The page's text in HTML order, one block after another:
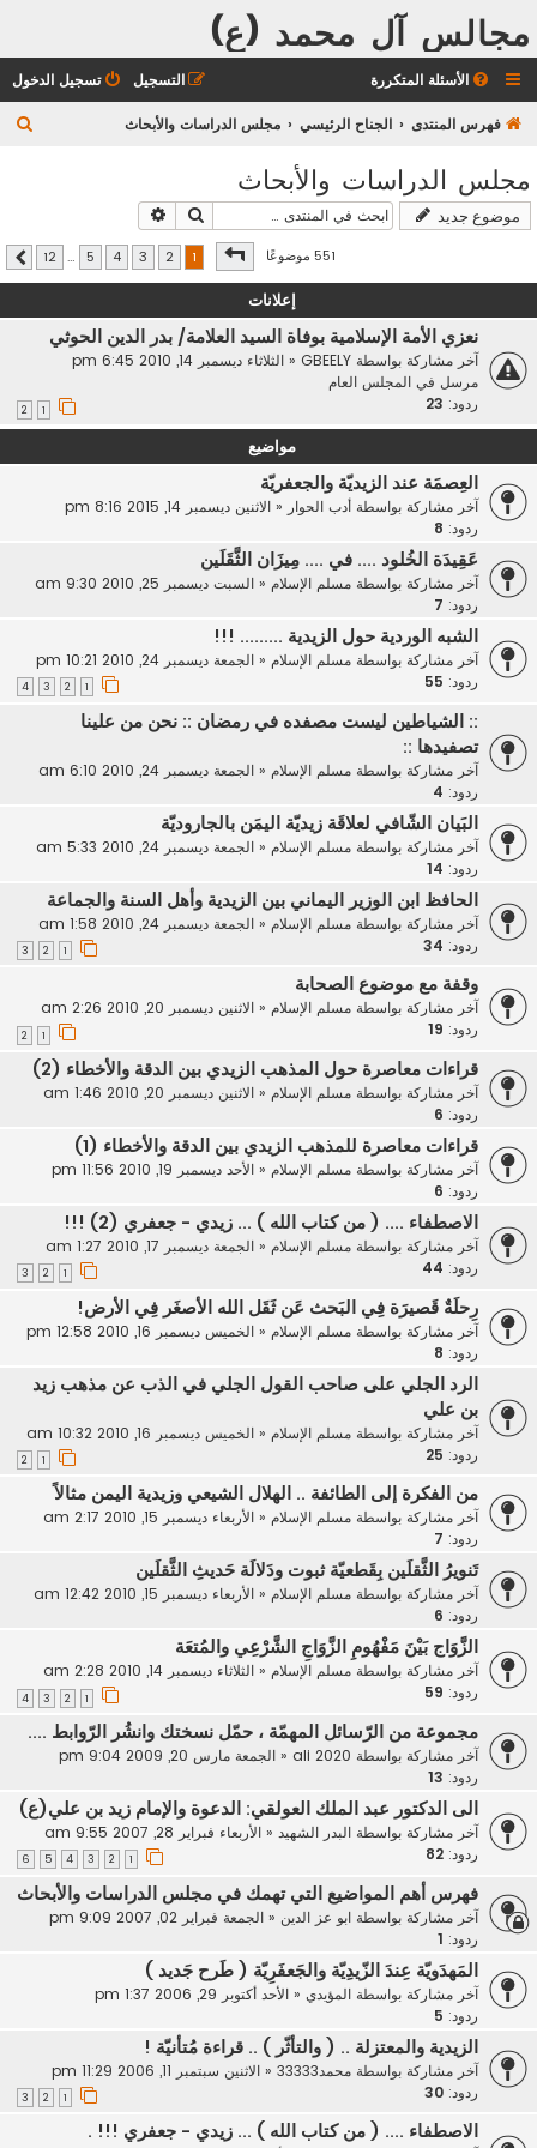
مجالس آل محمد (ع)
الأسئلة المتكررة تسجيل الدخول التسجيل
فهرس المنتدى الجناح الرئيسي مجلس الدراسات والأبحاث
ب
مجلس الدراسات والأبحاث
موضوع جديد بحث
551 موضوعًا صفحة1 من12
2
3
4
5
…
12 التالي
إعلانات
نعزي الأمة الإسلامية بوفاة السيد العلامة/ بدر الدين الحوثي
آخر مشاركة بواسطة GBEELY
« الثلاثاء ديسمبر 14, 2010 6:45 pm
مرسل في المجلس العام
ردود: 23
مواضيع
العِصمَة عند الزيديّة والجعفريّة
آخر مشاركة بواسطة أدب الحوار« الاثنين ديسمبر 14, 2015 8:16 pm
ردود: 8
عَقِيدَة الخُلود .... في .... مِيزَان الثَّقَلَين
آخر مشاركة بواسطة مسلم الإسلام« السبت ديسمبر 25, 2010 9:30 am
ردود: 7
الشبه الوردية حول الزيدية ......... !!!
آخر مشاركة بواسطة مسلم الإسلام« الجمعة ديسمبر 24, 2010 10:21 pm
ردود: 55
3
4
:: الشياطين ليست مصفده في رمضان :: نحن من علينا
تصفيدها ::
آخر مشاركة بواسطة مسلم الإسلام« الجمعة ديسمبر 24, 2010 6:10 am
ردود: 4
البَيان الشّافي لعلاقَة زيديّة اليمَن بالجاروديّة
آخر مشاركة بواسطة مسلم الإسلام« الجمعة ديسمبر 24, 2010 5:33 am
ردود: 14
الحافظ ابن الوزير اليماني بين الزيدية وأهل السنة والجماعة
آخر مشاركة بواسطة مسلم الإسلام« الجمعة ديسمبر 24, 2010 1:58 am
ردود: 34
3
وقفة مع موضوع الصحابة
آخر مشاركة بواسطة مسلم الإسلام« الاثنين ديسمبر 20, 2010 2:26 am
ردود: 19
قراءات معاصرة حول المذهب الزيدي بين الدقة والأخطاء (2)
آخر مشاركة بواسطة مسلم الإسلام« الاثنين ديسمبر 20, 2010 1:46 am
ردود: 6
قراءات معاصرة للمذهب الزيدي بين الدقة والأخطاء (1)
آخر مشاركة بواسطة مسلم الإسلام« الأحد ديسمبر 19, 2010 11:56 pm
ردود: 6
الاصطفاء .... ( من كتاب الله ) ... زيدي - جعفري (2) !!!
آخر مشاركة بواسطة مسلم الإسلام« الجمعة ديسمبر 17, 2010 1:27 am
ردود: 44
3
رِحلَةٌ قَصيرَة فِي البَحث عَن ثَقَل الله الأصغَر فِي الأرض!
آخر مشاركة بواسطة مسلم الإسلام« الخميس ديسمبر 16, 2010 12:58 pm
ردود: 8
الرد الجلي على صاحب القول الجلي في الذب عن مذهب زيد
بن علي
آخر مشاركة بواسطة مسلم الإسلام« الخميس ديسمبر 16, 2010 10:32 am
ردود: 25
من الفكرة إلى الطائفة .. الهلال الشيعي وزيدية اليمن مثالاً
آخر مشاركة بواسطة مسلم الإسلام« الأربعاء ديسمبر 15, 2010 2:17 am
ردود: 7
تَنويرُ الثَّقلَين بِقَطعيّة ثبوت ودَلالَة حَديثِ الثَّقلَين
آخر مشاركة بواسطة مسلم الإسلام« الأربعاء ديسمبر 15, 2010 12:42 am
ردود: 6
الزَّوَاج بَيْنَ مَفْهُومِ الزَّوَاجِ الشَّرْعِي والمُتعَة
آخر مشاركة بواسطة مسلم الإسلام« الثلاثاء ديسمبر 14, 2010 2:28 am
ردود: 59
3
4
مجموعة من الرّسائل المهمّة ، حمّل نسختك وانشُر الرّوابط ....
آخر مشاركة بواسطة ali 2020
« الجمعة مارس 20, 2009 9:04 pm
ردود: 13
الى الدكتور عبد الملك العولقي: الدعوة والإمام زيد بن علي(ع)
آخر مشاركة بواسطة البدر الشهيد« الأربعاء فبراير 28, 2007 9:55 am
ردود: 82
3
4
5
6
فهرس أهم المواضيع التي تهمك في مجلس الدراسات والأبحاث
آخر مشاركة بواسطة ابو عز الدين« الجمعة فبراير 02, 2007 9:09 pm
ردود:
المَهدَويّة عِندَ الزّيدِيّة والجَعفَرِيّة ( طَرح جَديد )
آخر مشاركة بواسطة المؤيدي« الأحد أكتوبر 29, 2006 1:37 pm
ردود: 5
الزيدية والمعتزلة .. ( والتأثّر ) .. قراءة مُتأنيّة !
آخر مشاركة بواسطة محمد33333 « الاثنين سبتمبر 11, 2006 11:29 pm
ردود: 30
3
الاصطفاء .... ( من كتاب الله ) ... زيدي - جعفري !!! .